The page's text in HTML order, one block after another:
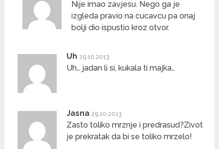
Nije imao zavjesu. Nego ga je
izgleda pravio na cucavcu pa onaj
bolji dio ispustio kroz otvor.
Uh 29.10.2013
Uh… jadan li si, kukala ti majka…
Jasna 29.10.2013
Zasto toliko mrznje i predrasud?Zivot
je prekratak da bi se toliko mrzelo!